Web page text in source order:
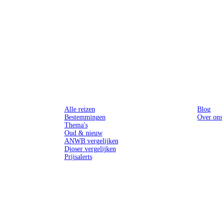
Alle reizen
Bestemmingen
Thema's
Oud & nieuw
ANWB vergelijken
Djoser vergelijken
Prijsalerts
Blog
Over ons